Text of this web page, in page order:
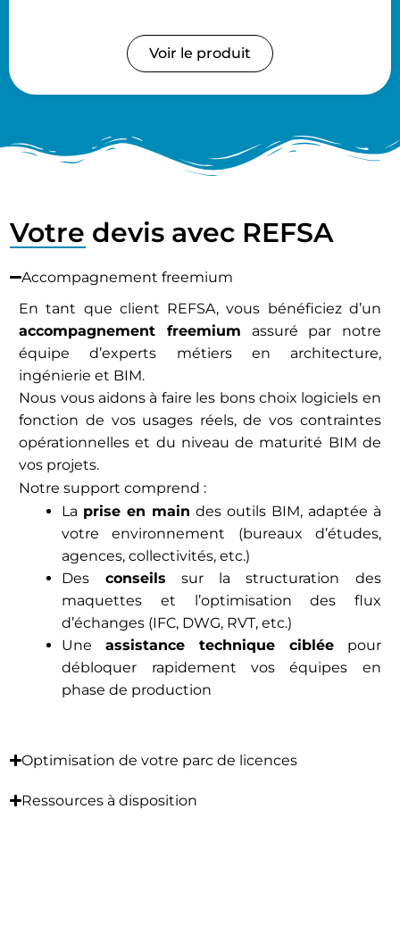
Voir le produit
Votre devis avec REFSA
Accompagnement freemium
En tant que client REFSA, vous bénéficiez d’un
accompagnement freemium assuré par notre
équipe d’experts métiers en architecture,
ingénierie et BIM.
Nous vous aidons à faire les bons choix logiciels en
fonction de vos usages réels, de vos contraintes
opérationnelles et du niveau de maturité BIM de
vos projets.
Notre support comprend :
La prise en main des outils BIM, adaptée à
votre environnement (bureaux d’études,
agences, collectivités, etc.)
Des conseils sur la structuration des
maquettes et l’optimisation des flux
d’échanges (IFC, DWG, RVT, etc.)
Uneassistance technique cibléepour
débloquer rapidement vos équipes en
phase de production
Optimisation de votre parc de licences
Ressources à disposition